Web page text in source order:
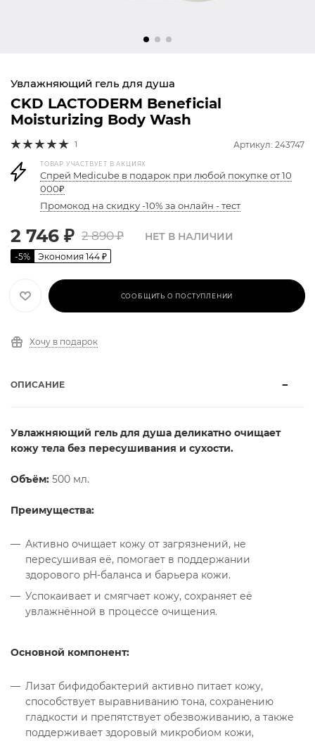
Увлажняющий гель для душа
CKD LACTODERM Beneficial
Moisturizing Body Wash
1 Артикул: 243747
ТОВАР УЧАСТВУЕТ В АКЦИЯХ
Спрей Medicube в подарок при любой покупке от 10
000₽
Промокод на скидку -10% за онлайн - тест
2 746 ₽ 2 890₽
-5% Экономия 144 ₽
НЕТ В НАЛИЧИИ
СООБЩИТЬ О ПОСТУПЛЕНИИ
Хочу в подарок
ОПИСАНИЕ
Увлажняющий гель для душа деликатно очищает
кожу тела без пересушивания и сухости.
Объём: 500 мл.
Преимущества:
Активно очищает кожу от загрязнений, не
пересушивая её, помогает в поддержании
здорового pH-баланса и барьера кожи.
Успокаивает и смягчает кожу, сохраняет её
увлажнённой в процессе очищения.
Основной компонент:
Лизат бифидобактерий активно питает кожу,
способствует выравниванию тона, сохранению
гладкости и препятствует обезвоживанию, а также
поддерживает здоровый микробиом кожи,